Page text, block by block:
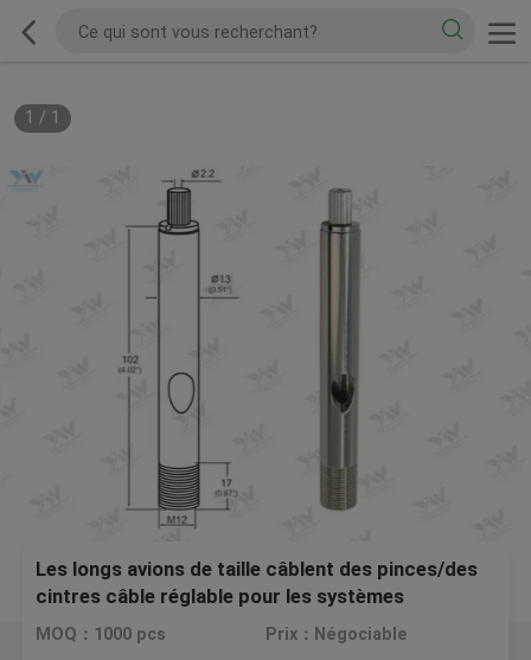
1 / 1
Les longs avions de taille câblent des pinces/des
cintres câble réglable pour les systèmes
accrochants
MOQ：1000 pcs Prix：Négociable